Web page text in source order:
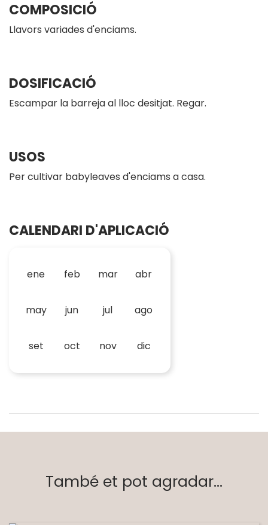
COMPOSICIÓ
Llavors variades d'enciams.
DOSIFICACIÓ
Escampar la barreja al lloc desitjat. Regar.
USOS
Per cultivar babyleaves d'enciams a casa.
CALENDARI D'APLICACIÓ
ene feb mar abr
may jun jul ago
set oct nov dic
També et pot agradar...